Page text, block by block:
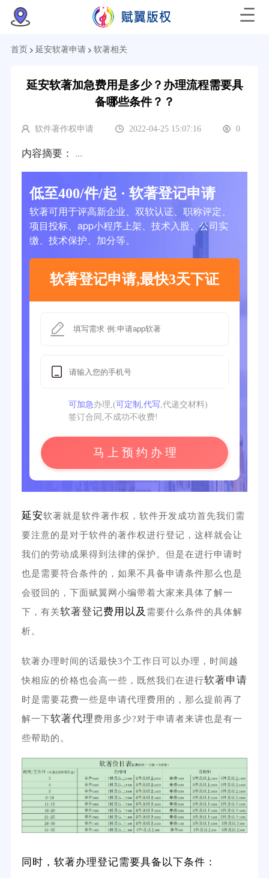
首页> 延安软著申请> 软著相关
延安软著加急费用是多少？办理流程需要具
备哪些条件？？
软件著作权申请 2022-04-25 15:07:16 0
内容摘要： ...
低至400/件/起 · 软著登记申请
软著可用于评高新企业、双软认证、职称评定、
项目投标、app小程序上架、技术入股、公司实
缴、技术保护、加分等。
软著登记申请,最快3天下证
可加急办理,(可定制,代写 ,代递交材料)
签订合同,不成功不收费!
马 上 预 约 办 理
延安软著就是软件著作权，软件开发成功首先我们需
要注意的是对于软件的著作权进行登记，这样就会让
我们的劳动成果得到法律的保护。但是在进行申请时
也是需要符合条件的，如果不具备申请条件那么也是
会驳回的，下面赋翼网小编带着大家来具体了解一
下，有关软著登记费用以及 需要什么条件的具体解
析。
软著办理时间的话最快3个工作日可以办理，时间越
快相应的价格也会高一些，既然我们在进行软著申请
时是需要花费一些是申请代理费用的，那么提前再了
解一下软著代理费用多少?对于申请者来讲也是有一
些帮助的。
同时，软著办理登记需要具备以下条件：